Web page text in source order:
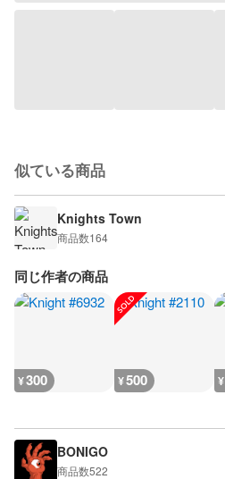
似ている商品
Knights Town
商品数164
同じ作者の商品
¥300 ¥500 ¥
BONIGO
商品数522